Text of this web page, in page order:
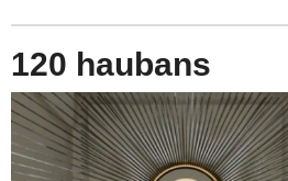
120 haubans